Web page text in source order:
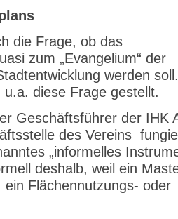
die Frage, ob das
zum „Evangelium“ der
werden
diese Frage gestellt.
Geschäftsführer der IHK
des Vereins
„informelles
deshalb, weil ein
Flächennutzungs- oder